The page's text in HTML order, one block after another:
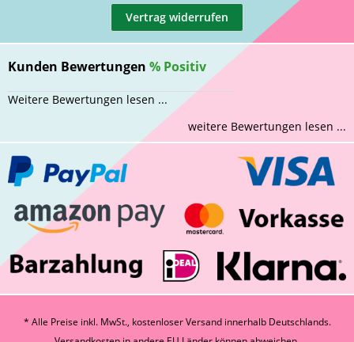
Vertrag widerrufen
Kunden Bewertungen % Positiv
Weitere Bewertungen lesen ...
weitere Bewertungen lesen ...
* Alle Preise inkl. MwSt., kostenloser Versand innerhalb Deutschlands.